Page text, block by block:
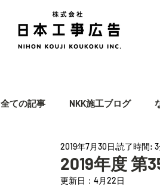
全ての記事 NKK施工ブログ
2019年度 第
2019年7月30日 読了時間:
更新日： 4月22日